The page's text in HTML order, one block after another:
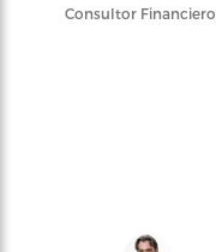
Consultor Financiero